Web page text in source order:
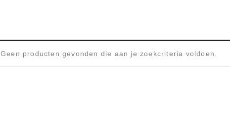
Geen producten gevonden die aan je zoekcriteria voldoen.